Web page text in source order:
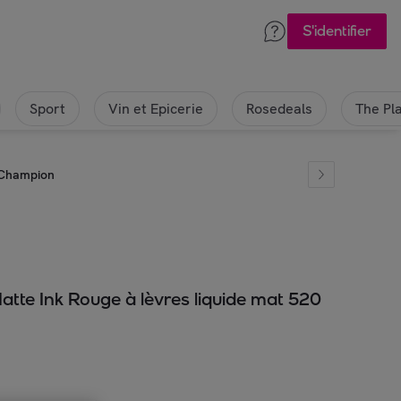
S'identifier
Sport Vin et Epicerie Rosedeals The
Ink Rouge à lèvres liquide mat 520